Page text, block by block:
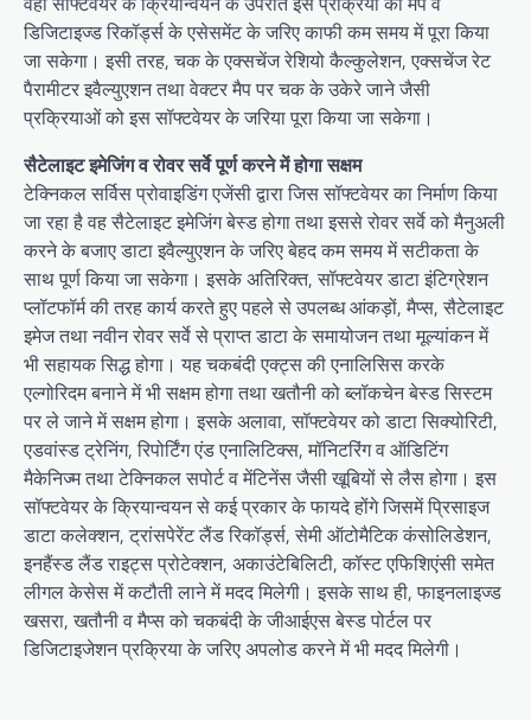
डिजिटाइज्ड रिकॉर्ड्स के एसेसमेंट के जरिए काफी कम समय में पूरा किया
जा सकेगा। इसी तरह, चक के एक्सचेंज रेशियो कैल्कुलेशन, एक्सचेंज रेट
पैरामीटर इवैल्युएशन तथा वेक्टर मैप पर चक के उकेरे जाने जैसी
प्रक्रियाओं को इस सॉफ्टवेयर के जरिया पूरा किया जा सकेगा।
सैटेलाइट इमेजिंग व रोवर सर्वे पूर्ण करने में होगा सक्षम
टेक्निकल सर्विस प्रोवाइडिंग एजेंसी द्वारा जिस सॉफ्टवेयर का निर्माण किया
जा रहा है वह सैटेलाइट इमेजिंग बेस्ड होगा तथा इससे रोवर सर्वे को मैनुअली
करने के बजाए डाटा इवैल्युएशन के जरिए बेहद कम समय में सटीकता के
साथ पूर्ण किया जा सकेगा। इसके अतिरिक्त, सॉफ्टवेयर डाटा इंटिग्रेशन
प्लॉटफॉर्म की तरह कार्य करते हुए पहले से उपलब्ध आंकड़ों, मैप्स, सैटेलाइट
इमेज तथा नवीन रोवर सर्वे से प्राप्त डाटा के समायोजन तथा मूल्यांकन में
भी सहायक सिद्ध होगा। यह चकबंदी एक्ट्स की एनालिसिस करके
एल्गोरिदम बनाने में भी सक्षम होगा तथा खतौनी को ब्लॉकचेन बेस्ड सिस्टम
पर ले जाने में सक्षम होगा। इसके अलावा, सॉफ्टवेयर को डाटा सिक्योरिटी,
एडवांस्ड ट्रेनिंग, रिपोर्टिंग एंड एनालिटिक्स, मॉनिटरिंग व ऑडिटिंग
मैकेनिज्म तथा टेक्निकल सपोर्ट व मेंटिनेंस जैसी खूबियों से लैस होगा। इस
सॉफ्टवेयर के क्रियान्वयन से कई प्रकार के फायदे होंगे जिसमें प्रिसाइज
डाटा कलेक्शन, ट्रांसपेरेंट लैंड रिकॉर्ड्स, सेमी ऑटोमैटिक कंसोलिडेशन,
इनहैंस्ड लैंड राइट्स प्रोटेक्शन, अकाउंटेबिलिटी, कॉस्ट एफिशिएंसी समेत
लीगल केसेस में कटौती लाने में मदद मिलेगी। इसके साथ ही, फाइनलाइज्ड
खसरा, खतौनी व मैप्स को चकबंदी के जीआईएस बेस्ड पोर्टल पर
डिजिटाइजेशन प्रक्रिया के जरिए अपलोड करने में भी मदद मिलेगी।